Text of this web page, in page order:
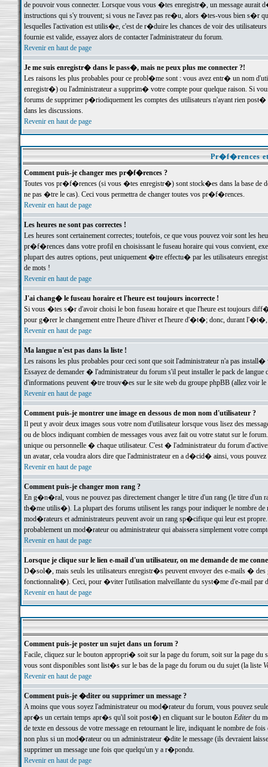
de pouvoir vous connecter. Lorsque vous vous �tes enregistr�, un message aurait
instructions qui s'y trouvent; si vous ne l'avez pas re�u, alors �tes-vous bien s�r
lesquelles l'activation est utilis�e, c'est de r�duire les chances de voir des
fournie est valide, essayez alors de contacter l'administrateur du forum.
Revenir en haut de page
Je me suis enregistr� dans le pass�, mais ne peux plus me connecter ?!
Les raisons les plus probables pour ce probl�me sont : vous avez entr� un nom
enregistr�) ou l'administrateur a supprim� votre compte pour quelque raison. Si
forums de supprimer p�riodiquement les comptes des utilisateurs n'ayant rien
dans les discussions.
Revenir en haut de page
Pr�f�rences
Comment puis-je changer mes pr�f�rences ?
Toutes vos pr�f�rences (si vous �tes enregistr�) sont stock�es dans la base de
ne pas �tre le cas). Ceci vous permettra de changer toutes vos pr�f�rences.
Revenir en haut de page
Les heures ne sont pas correctes !
Les heures sont certainement correctes; toutefois, ce que vous pouvez voir sont
pr�f�rences dans votre profil en choisissant le fuseau horaire qui vous convient,
plupart des autres options, peut uniquement �tre effectu� par les utilisateurs
de mots !
Revenir en haut de page
J'ai chang� le fuseau horaire et l'heure est toujours incorrecte !
Si vous �tes s�r d'avoir choisi le bon fuseau horaire et que l'heure est toujours
pour g�rer le changement entre l'heure d'hiver et l'heure d'�t�; donc, durant
Revenir en haut de page
Ma langue n'est pas dans la liste !
Les raisons les plus probables pour ceci sont que soit l'administrateur n'a pas
Essayez de demander � l'administrateur du forum s'il peut installer le pack de
d'informations peuvent �tre trouv�es sur le site web du groupe phpBB (allez voir le
Revenir en haut de page
Comment puis-je montrer une image en dessous de mon nom d'utilisateur ?
Il peut y avoir deux images sous votre nom d'utilisateur lorsque vous lisez des
ou de blocs indiquant combien de messages vous avez fait ou votre statut sur le
unique ou personnelle � chaque utilisateur. C'est � l'administrateur du forum
un avatar, cela voudra alors dire que l'administrateur en a d�cid� ainsi, vous
Revenir en haut de page
Comment puis-je changer mon rang ?
En g�n�ral, vous ne pouvez pas directement changer le titre d'un rang (le titre d'un
th�me utilis�). La plupart des forums utilisent les rangs pour indiquer le nombre de
mod�rateurs et administrateurs peuvent avoir un rang sp�cifique qui leur est
probablement un mod�rateur ou administrateur qui abaissera simplement votre
Revenir en haut de page
Lorsque je clique sur le lien e-mail d'un utilisateur, on me demande de me
D�sol�, mais seuls les utilisateurs enregistr�s peuvent envoyer des e-mails �
fonctionnalit�). Ceci, pour �viter l'utilisation malveillante du syst�me d'e-mail par
Revenir en haut de page
Comment puis-je poster un sujet dans un forum ?
Facile, cliquez sur le bouton appropri� soit sur la page du forum, soit sur la page du
vous sont disponibles sont list�s sur le bas de la page du forum ou du sujet (la liste
Revenir en haut de page
Comment puis-je �diter ou supprimer un message ?
A moins que vous soyez l'administrateur ou mod�rateur du forum, vous pouvez
apr�s un certain temps apr�s qu'il soit post�) en cliquant sur le bouton Editerdu
de texte en dessous de votre message en retournant le lire, indiquant le nombre
non plus si un mod�rateur ou un administrateur �dite le message (ils devraient
supprimer un message une fois que quelqu'un y a r�pondu.
Revenir en haut de page